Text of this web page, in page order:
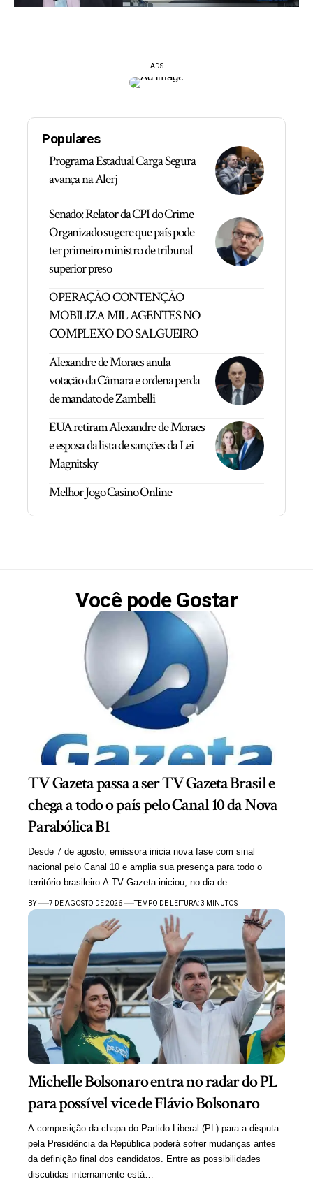
- ADS -
Populares
Programa Estadual Carga Segura
avança na Alerj
Senado: Relator da CPI do Crime
Organizado sugere que país pode
ter primeiro ministro de tribunal
superior preso
OPERAÇÃO CONTENÇÃO
MOBILIZA MIL AGENTES NO
COMPLEXO DO SALGUEIRO
Alexandre de Moraes anula
votação da Câmara e ordena perda
de mandato de Zambelli
EUA retiram Alexandre de Moraes
e esposa da lista de sanções da Lei
Magnitsky
Melhor Jogo Casino Online
Você pode Gostar
TV Gazeta passa a ser TV Gazeta Brasil e
chega a todo o país pelo Canal 10 da Nova
Parabólica B1
Desde 7 de agosto, emissora inicia nova fase com sinal
nacional pelo Canal 10 e amplia sua presença para todo o
território brasileiro A TV Gazeta iniciou, no dia de…
BY 7 DE AGOSTO DE 2026 TEMPO DE LEITURA: 3 MINUTOS
Michelle Bolsonaro entra no radar do PL
para possível vice de Flávio Bolsonaro
A composição da chapa do Partido Liberal (PL) para a disputa
pela Presidência da República poderá sofrer mudanças antes
da definição final dos candidatos. Entre as possibilidades
discutidas internamente está…